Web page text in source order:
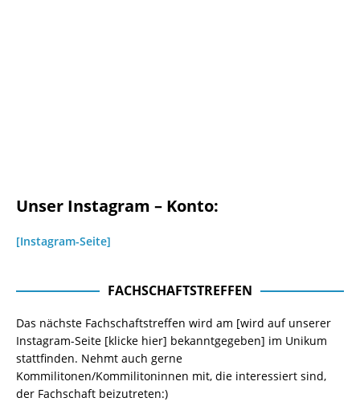
Unser Instagram – Konto:
[Instagram-Seite]
FACHSCHAFTSTREFFEN
Das nächste Fachschaftstreffen wird am [wird auf unserer
Instagram-Seite [klicke hier] bekanntgegeben] im Unikum
stattfinden. Nehmt auch gerne
Kommilitonen/Kommilitoninnen mit, die interessiert sind,
der Fachschaft beizutreten:)